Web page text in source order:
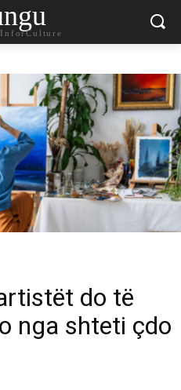
do të
nga shteti çdo